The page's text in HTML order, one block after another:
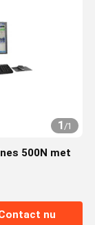
1/1
500N met
nu